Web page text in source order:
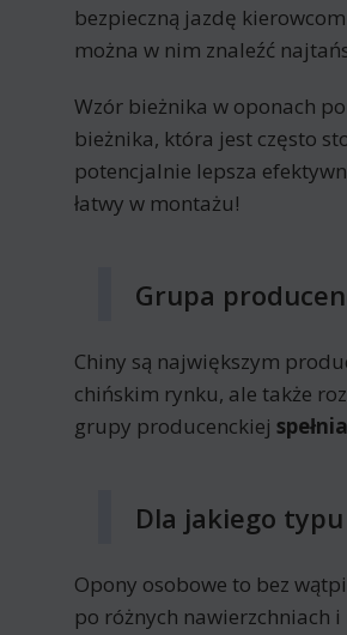
bezpieczną jazdę
można w nim znaleźć
Wzór bieżnika w oponach
bieżnika, która jest często
potencjalnie lepsza
łatwy w montażu!
Grupa
Chiny są największym
chińskim rynku, ale także
grupy producenckiej
Dla jakiego
Opony osobowe to bez
po różnych nawierzchniach